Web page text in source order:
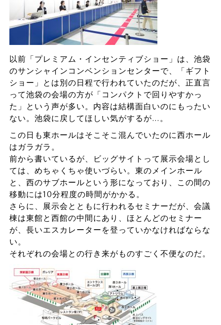
以前「プレミアム・インセンティブショー」は、池袋
のサンシャインコンベンションセンターで、「ギフト
ショー」とは別の日程で行われていたのだが、正直言
って池袋の会場の方が「コンパクトで回りやすかっ
た」という声が多い。内容は結構面白いのにもったい
ない。池袋に戻してほしい気がするが…。
この日も東ホールはそこそこ混んでいたのに西ホール
はガラガラ。
前から書いているが、ビッグサイトって展示会場とし
ては、めちゃくちゃ使いづらい。東のメインホール
と、西のサブホールという形になっており、この間の
移動には10分程度の時間がかかる。
さらに、展示会とともに行われるセミナーだが、会議
棟は東館と西館の中間にあり、ほとんどのセミナー
が、長いエスカレーターを登っていかなければならな
い。
それぞれの会場との行き来がものすごく不便なのだ。